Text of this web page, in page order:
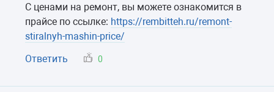
С ценами на ремонт, вы можете ознакомится в
прайсе по ссылке: https://rembitteh.ru/remont-
stiralnyh-mashin-price/
Ответить
0